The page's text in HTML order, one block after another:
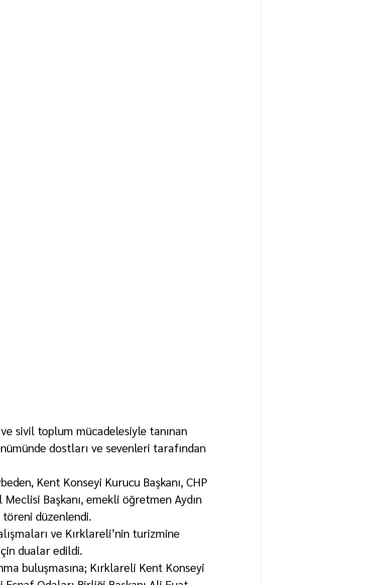
sivil toplum mücadelesiyle tanınan
dostları ve sevenleri tarafından
Kent Konseyi Kurucu Başkanı, CHP
Başkanı, emekli öğretmen Aydın
töreni düzenlendi.
ve Kırklareli’nin turizmine
dualar edildi.
buluşmasına; Kırklareli Kent Konseyi